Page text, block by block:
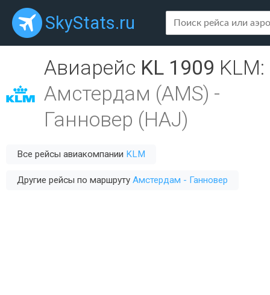
SkyStats.ru
Авиарейс KL 1909 KLM:
Амстердам (AMS) -
Ганновер (HAJ)
Все рейсы авиакомпании KLM
Другие рейсы по маршруту Амстердам - Ганновер